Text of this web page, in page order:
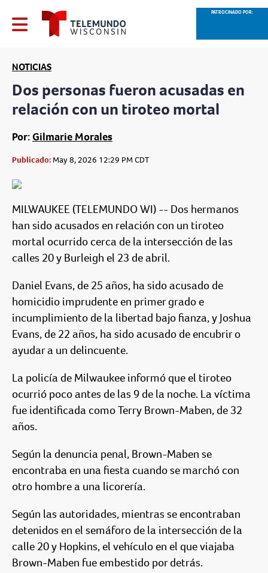
PATROCINADO POR:
NOTICIAS
Dos personas fueron acusadas en
relación con un tiroteo mortal
Por: Gilmarie Morales
Publicado: May 8, 2026 12:29 PM CDT
MILWAUKEE (TELEMUNDO WI) -- Dos hermanos
han sido acusados en relación con un tiroteo
mortal ocurrido cerca de la intersección de las
calles 20 y Burleigh el 23 de abril.
Daniel Evans, de 25 años, ha sido acusado de
homicidio imprudente en primer grado e
incumplimiento de la libertad bajo fianza, y Joshua
Evans, de 22 años, ha sido acusado de encubrir o
ayudar a un delincuente.
La policía de Milwaukee informó que el tiroteo
ocurrió poco antes de las 9 de la noche. La víctima
fue identificada como Terry Brown-Maben, de 32
años.
Según la denuncia penal, Brown-Maben se
encontraba en una fiesta cuando se marchó con
otro hombre a una licorería.
Según las autoridades, mientras se encontraban
detenidos en el semáforo de la intersección de la
calle 20 y Hopkins, el vehículo en el que viajaba
Brown-Maben fue embestido por detrás.